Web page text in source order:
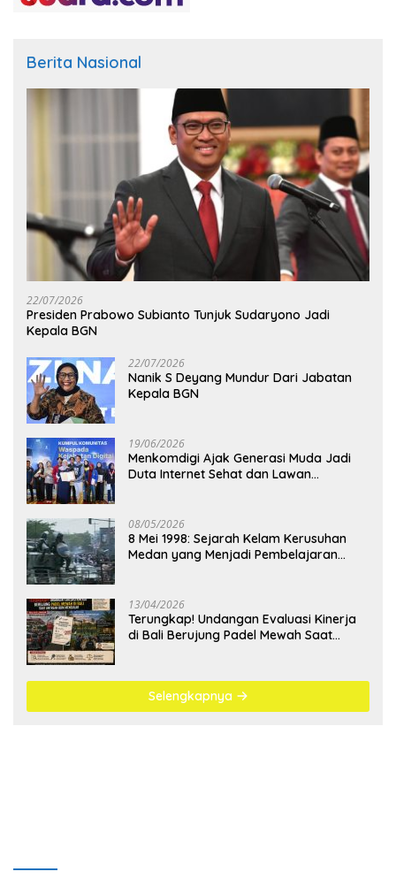
Berita Nasional
22/07/2026
Presiden Prabowo Subianto Tunjuk Sudaryono Jadi
Kepala BGN
22/07/2026
Nanik S Deyang Mundur Dari Jabatan
Kepala BGN
19/06/2026
Menkomdigi Ajak Generasi Muda Jadi
Duta Internet Sehat dan Lawan
08/05/2026
8 Mei 1998: Sejarah Kelam Kerusuhan
Medan yang Menjadi Pembelajaran
13/04/2026
Terungkap! Undangan Evaluasi Kinerja
di Bali Berujung Padel Mewah Saat
Selengkapnya